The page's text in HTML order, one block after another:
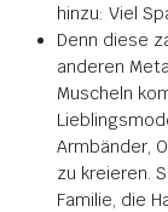
hinzu: Viel
Denn diese
anderen
Muscheln
Armbänder,
zu kreieren.
Familie, die